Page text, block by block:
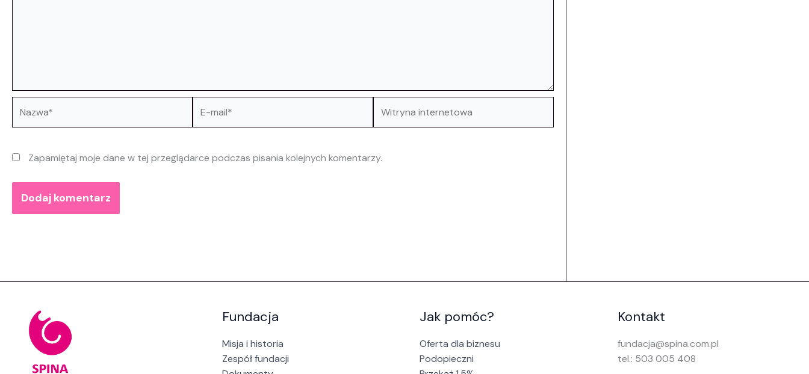
mail*
internetowa
Zapamiętaj moje dane w tej przeglądarce podczas pisania kolejnych komentarzy.
Fundacja
Misja i historia
Zespół fundacji
Jak pomóc?
Oferta dla biznesu
Podopieczni
Kontakt
fundacja@spina.com.pl
tel.: 503 005 408